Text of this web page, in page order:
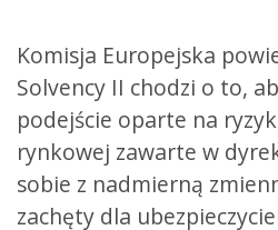
Komisja Europejska
Solvency II chodzi o to,
podejście oparte na
rynkowej zawarte w
sobie z nadmierną
zachęty dla